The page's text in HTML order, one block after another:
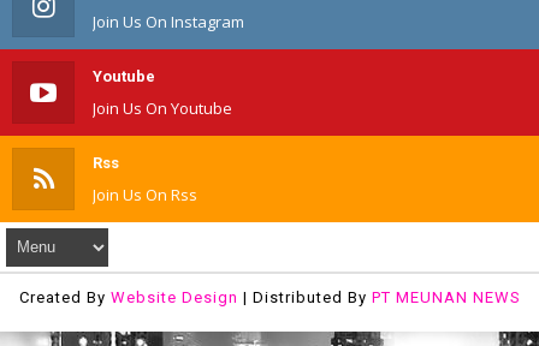
Join Us On Instagram
Youtube
Join Us On Youtube
Rss
Join Us On Rss
Created By Website Design | Distributed By PT MEUNAN NEWS